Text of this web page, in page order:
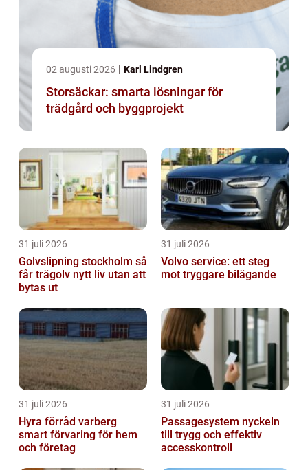
02 augusti 2026 Karl Lindgren
Storsäckar: smarta lösningar för
trädgård och byggprojekt
31 juli 2026
Golvslipning stockholm så
får trägolv nytt liv utan att
bytas ut
31 juli 2026
Volvo service: ett steg
mot tryggare bilägande
31 juli 2026
Hyra förråd varberg
smart förvaring för hem
och företag
31 juli 2026
Passagesystem nyckeln
till trygg och effektiv
accesskontroll